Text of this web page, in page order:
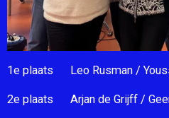
1e plaats Leo Rusman /
2e plaats Arjan de Grijff /